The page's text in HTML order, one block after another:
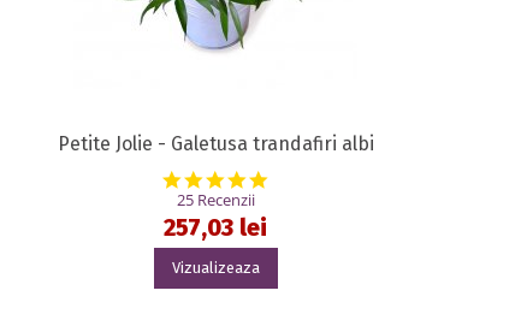
Petite Jolie - Galetusa trandafiri albi
25 Recenzii
257,03 lei
Vizualizeaza